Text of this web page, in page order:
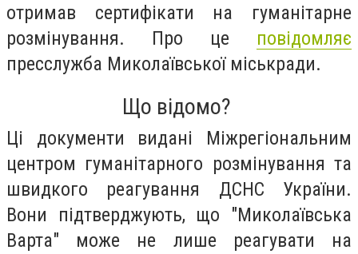
отримав сертифікати на гуманітарне
розмінування. Про це повідомляє
пресслужба Миколаївської міськради.
Що відомо?
Ці документи видані Міжрегіональним
центром гуманітарного розмінування та
швидкого реагування ДСНС України.
Вони підтверджують, що "Миколаївська
Варта" може не лише реагувати на